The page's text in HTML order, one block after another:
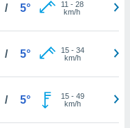
/ 5° 11 - 28
km/h
/ 5° 15- 34
km/h
/ 5° 15- 49
km/h